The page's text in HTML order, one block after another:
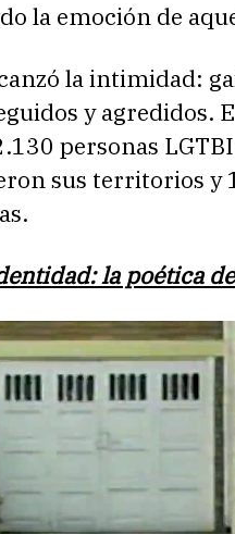
la emoción de
la intimidad:
y agredidos.
personas
sus territorios y
la poética